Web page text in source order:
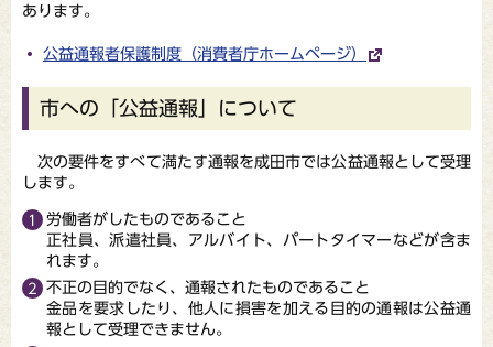
あります。
公益通報者保護制度（消費者庁ホームページ）
市への「公益通報」について
次の要件をすべて満たす通報を成田市では公益通報として受理
します。
労働者がしたものであること
正社員、派遣社員、アルバイト、パートタイマーなどが含ま
れます。
不正の目的でなく、通報されたものであること
金品を要求したり、他人に損害を加える目的の通報は公益通
報として受理できません。